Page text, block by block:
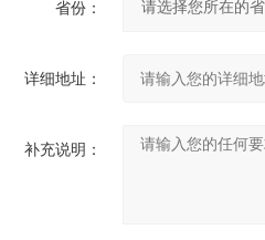
省份：
详细地址：
补充说明：